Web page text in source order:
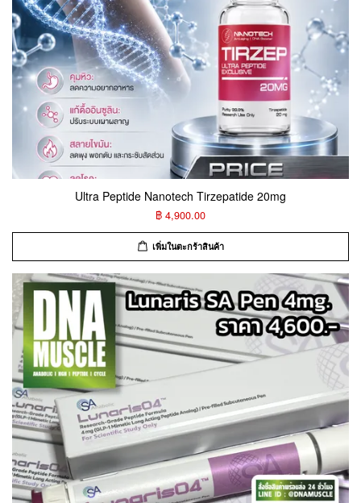
Ultra Peptide Nanotech Tirzepatide 20mg
฿ 4,900.00
เพิ่มในตะกร้าสินค้า